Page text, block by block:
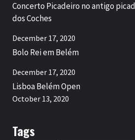
Concerto Picadeiro no antigo
dos Coches
December 17, 2020
Bolo Rei em Belém
December 17, 2020
Lisboa Belém Open
October 13, 2020
Tags